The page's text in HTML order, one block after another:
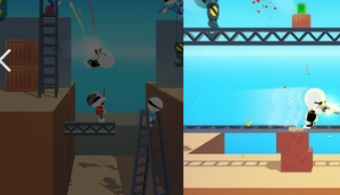
特色
主角强尼的造型可以自由的更改，在商城里购买服装更
背景音乐的节奏很欢快，射击的特效也很炫酷，射出子
在前进的路上会有很多的道具，道具都是可以使用的，
强尼一出场就要大杀四方，非常的酷炫，激情十足的游
结合背景音乐前进更加的刺激，更容易激发你的热血；